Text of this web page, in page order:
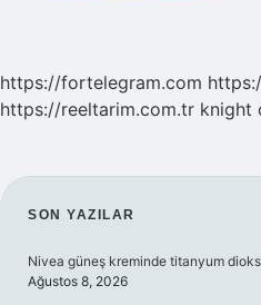
https://fortelegram.com
https://reeltarim.com.tr knight
SIDEBAR
SON YAZILAR
Nivea güneş kreminde titanyum
Ağustos 8, 2026